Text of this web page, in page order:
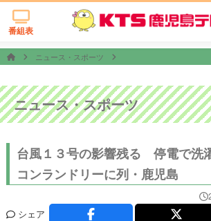
番組表
ニュース・スポーツ
ニュース・スポーツ
台風１３号の影響残る 停電で洗
コンランドリーに列・鹿児島
シェア